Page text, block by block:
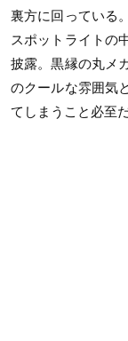
裏方に回っている
スポットライトの
披露。黒縁の丸メ
のクールな雰囲気
てしまうこと必至だ